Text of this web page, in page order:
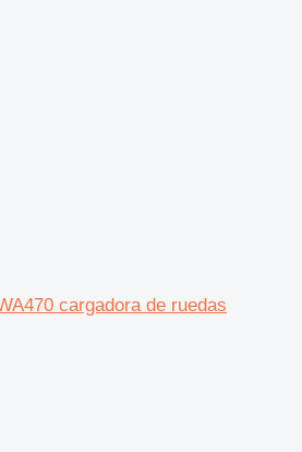
cargadora de ruedas